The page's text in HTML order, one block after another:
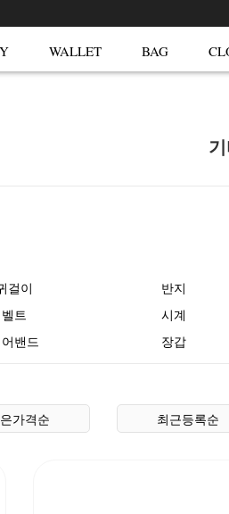
WALLET BAG
걸이 반지
벨트 시계
밴드 장갑
가격순 최근등록순